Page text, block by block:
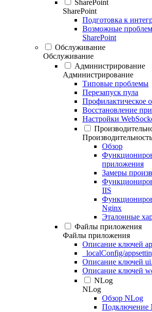
SharePoint
SharePoint
Подготовка к
Возможные
SharePoint
Обслуживание
Обслуживание
Администрирование
Администрирование
Типовые проблемы
Перезапуск пула
Профилактическое
Восстановление
Настройки
Производительность
Обзор
приложения
Замеры
IIS
Nginx
Эталонные
Файлы приложения
Файлы приложения
Описание ключей
_localConfig/
Описание ключей
Описание ключей
NLog
NLog
Обзор NLog
Подключение